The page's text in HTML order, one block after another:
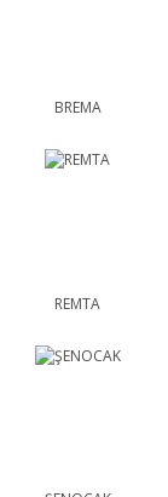
BREMA
REMTA